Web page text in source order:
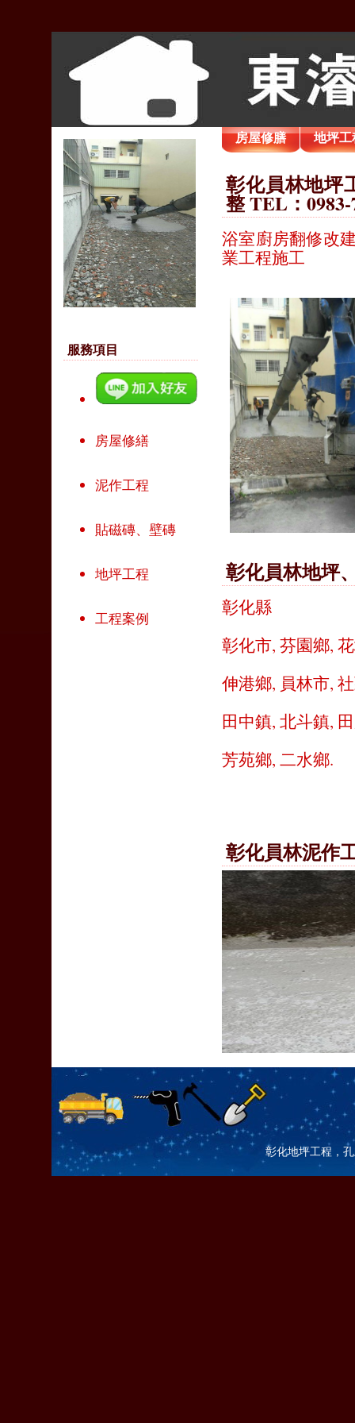
服務項目
房屋修繕
泥作工程
貼磁磚、壁磚
地坪工程
工程案例
房屋修膳 地坪工
彰化員林地坪
整 TEL：
浴室廚房翻修改
業工程施工
彰化員林地坪
彰化縣
彰化市, 芬園鄉,
伸港鄉, 員林市,
田中鎮, 北斗鎮,
芳苑鄉, 二水鄉.
彰化員林泥作
彰化地坪工程，